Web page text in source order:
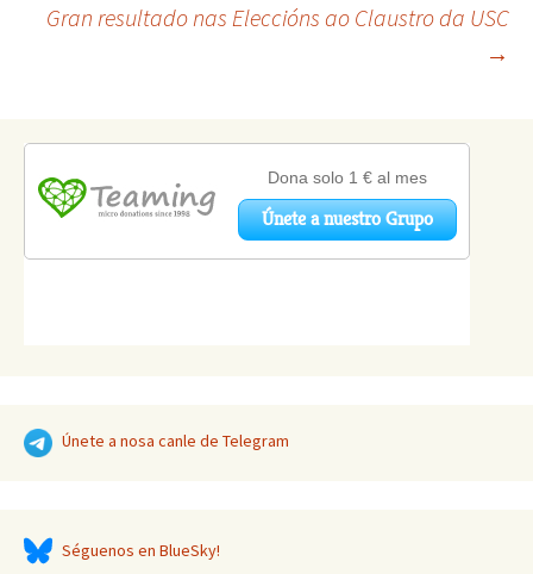
deGran resultado nas Eleccións ao Claustro da USC
→
Únete a nosa canle de Telegram
Séguenos en BlueSky!